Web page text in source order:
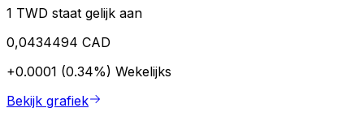
1 TWD staat gelijk aan
0,0434494 CAD
+0.0001 (0.34%) Wekelijks
Bekijk grafiek